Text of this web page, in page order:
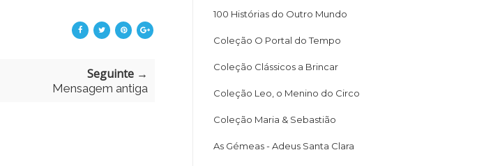
Seguinte →
Mensagem antiga
100 Histórias do Outro Mundo
Coleção O Portal do Tempo
Coleção Clássicos a Brincar
Coleção Leo, o Menino do Circo
Coleção Maria & Sebastião
As Gémeas - Adeus Santa Clara